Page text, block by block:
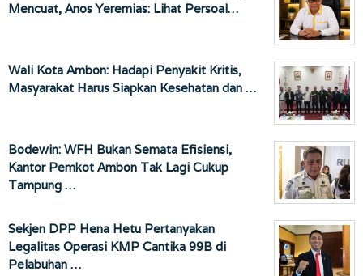
Mencuat, Anos Yeremias: Lihat Persoal…
Wali Kota Ambon: Hadapi Penyakit Kritis,
Masyarakat Harus Siapkan Kesehatan dan …
Bodewin: WFH Bukan Semata Efisiensi,
Kantor Pemkot Ambon Tak Lagi Cukup
Tampung …
Sekjen DPP Hena Hetu Pertanyakan
Legalitas Operasi KMP Cantika 99B di
Pelabuhan …